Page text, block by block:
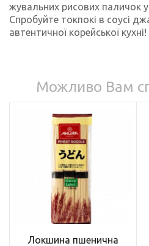
жувальних рисових паличок у
Спробуйте токпокі в соусі
автентичної корейської кухні!
Можливо Вам
Локшина пшенична